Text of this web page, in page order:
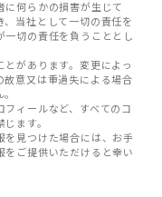
何らかの損害が生じて
当社として一切の責任を
切の責任を負うこととし
があります。変更によっ
意又は重過失による場合
ィールなど、すべてのコ
ます。
を見つけた場合には、お手
ご提供いただけると幸い